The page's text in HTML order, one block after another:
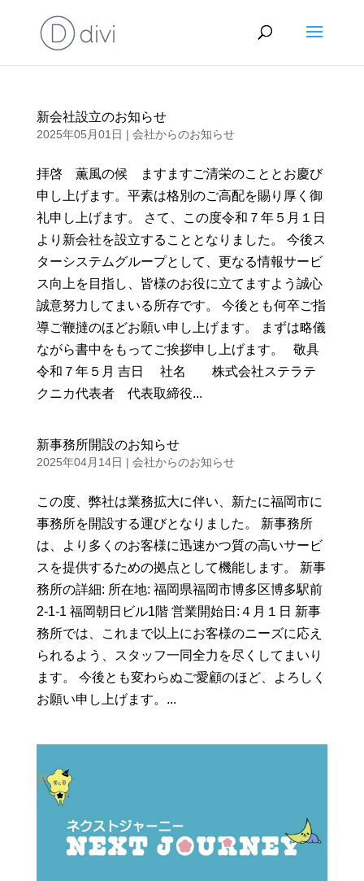
新会社設立のお知らせ
2025年05月01日 | 会社からのお知らせ
拝啓 薫風の候 ますますご清栄のこととお慶び
申し上げます。平素は格別のご高配を賜り厚く御
礼申し上げます。 さて、この度令和７年５月１日
より新会社を設立することとなりました。 今後ス
ターシステムグループとして、更なる情報サービ
ス向上を目指し、皆様のお役に立てますよう誠心
誠意努力してまいる所存です。 今後とも何卒ご指
導ご鞭撻のほどお願い申し上げます。 まずは略儀
ながら書中をもってご挨拶申し上げます。 敬具
令和７年５月 吉日 社名 株式会社ステラテ
クニカ代表者 代表取締役...
新事務所開設のお知らせ
2025年04月14日 | 会社からのお知らせ
この度、弊社は業務拡大に伴い、新たに福岡市に
事務所を開設する運びとなりました。 新事務所
は、より多くのお客様に迅速かつ質の高いサービ
スを提供するための拠点として機能します。 新事
務所の詳細: 所在地: 福岡県福岡市博多区博多駅前
2-1-1 福岡朝日ビル1階 営業開始日:４月１日 新事
務所では、これまで以上にお客様のニーズに応え
られるよう、スタッフ一同全力を尽くしてまいり
ます。 今後とも変わらぬご愛顧のほど、よろしく
お願い申し上げます。...